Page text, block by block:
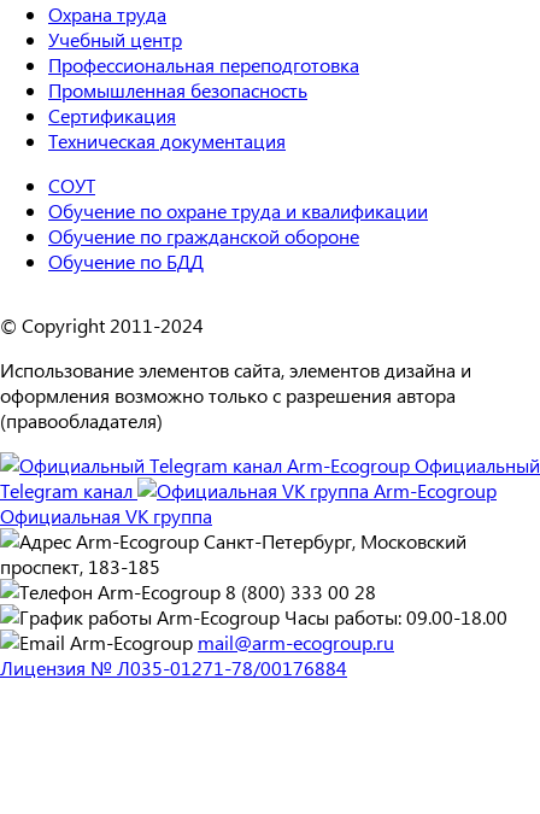
Охрана труда
Учебный центр
Профессиональная переподготовка
Промышленная безопасность
Сертификация
Техническая документация
СОУТ
Обучение по охране труда и квалификации
Обучение по гражданской обороне
Обучение по БДД
© Copyright 2011-2024
Использование элементов сайта, элементов дизайна и
оформления возможно только с разрешения автора
(правообладателя)
Официальный
Telegram канал
Официальная VK группа
Санкт-Петербург, Московский
проспект, 183-185
8 (800) 333 00 28
Часы работы: 09.00-18.00
mail@arm-ecogroup.ru
Лицензия № Л035-01271-78/00176884